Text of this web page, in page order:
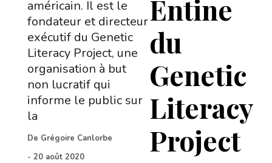
Entine
du
Genetic
Literacy
Project
américain. Il est le
fondateur et directeur
exécutif du Genetic
Literacy Project, une
organisation à but
non lucratif qui
informe le public sur
la
De Grégoire Canlorbe
- 20 août 2020